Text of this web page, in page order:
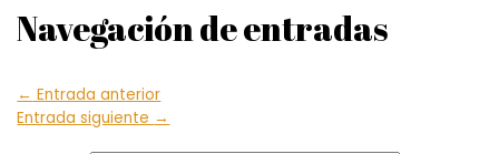
Navegación de entradas
← Entrada anterior
Entrada siguiente →